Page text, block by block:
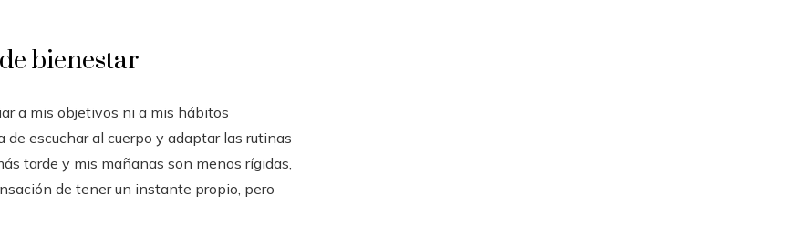
bienestar
a mis objetivos ni a mis hábitos
escuchar al cuerpo y adaptar las rutinas
tarde y mis mañanas son menos rígidas,
de tener un instante propio, pero